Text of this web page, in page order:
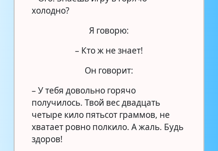
холодно?
Я говорю:
– Кто ж не знает!
Он говорит:
– У тебя довольно горячо
получилось. Твой вес двадцать
четыре кило пятьсот граммов, не
хватает ровно полкило. А жаль. Будь
здоров!